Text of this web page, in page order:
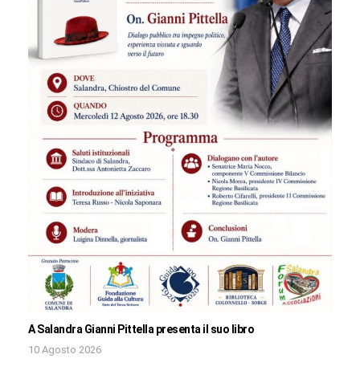
A Salandra Gianni Pittella presenta il suo libro
10 Agosto 2026